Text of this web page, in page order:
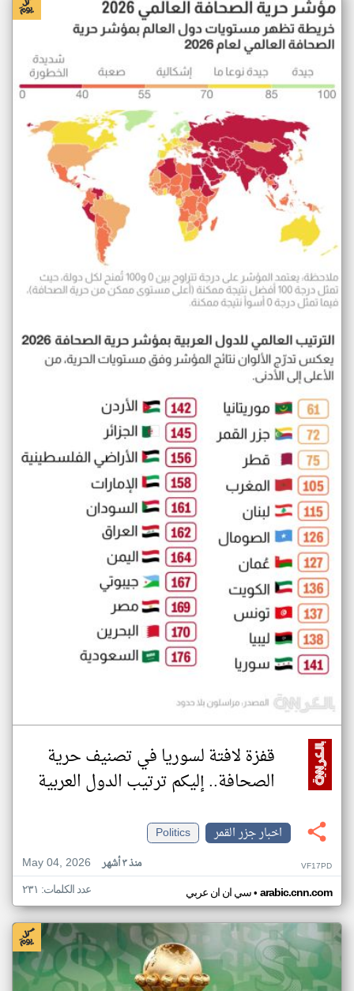
قفزة لافتة لسوريا في تصنيف حرية
الصحافة.. إليكم ترتيب الدول العربية
اخبار جزر القمر
Politics
May 04, 2026
منذ ٣ أشهر VF17PD
سي ان ان عربي• arabic.cnn.com عدد الكلمات: ٢٣١